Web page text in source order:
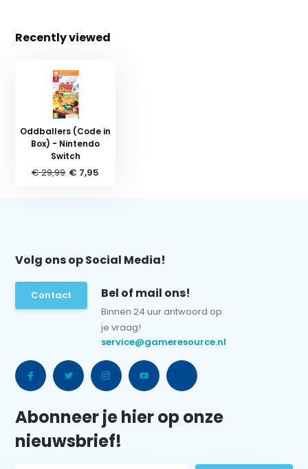
Recently viewed
Oddballers (Code in
Box) - Nintendo
Switch
€ 29,99 € 7,95
Volg ons op Social Media!
Contact Bel of mail ons!
Binnen 24 uur antwoord op
je vraag!
service@gameresource.nl
Abonneer je hier op onze
nieuwsbrief!